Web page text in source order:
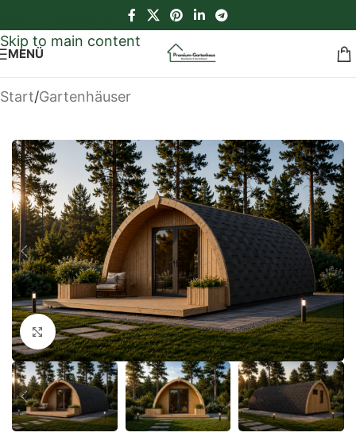
Skip to main content
MENÜ
Start/Gartenhäuser
Klick zum Vergrößern